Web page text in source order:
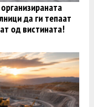
да ги тепаат
од вистината!